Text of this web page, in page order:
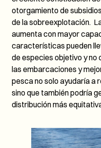
otorgamiento de
de la sobreexplotación.
aumenta con mayor
características pueden
de especies objetivo y no
las embarcaciones y
pesca no solo ayudaría a
sino que también podría
distribución más